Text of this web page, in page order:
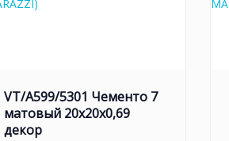
VT/A599/5301 Чементо 7
матовый 20x20x0,69
декор